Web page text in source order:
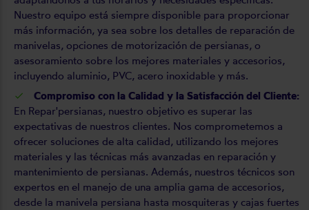
Nuestro equipo está siempre disponible para proporcionar
más información, ya sea sobre los detalles de reparación de
manivelas, opciones de motorización de persianas, o
asesoramiento sobre los mejores materiales y accesorios,
incluyendo aluminio, PVC, acero inoxidable y más.
Compromiso con la Calidad y la Satisfacción del Cliente:
En Repar'persianas, nuestro objetivo es superar las
expectativas de nuestros clientes. Nos comprometemos a
ofrecer soluciones de alta calidad, utilizando los mejores
materiales y las técnicas más avanzadas en reparación y
mantenimiento de persianas. Además, nuestros técnicos son
expertos en el manejo de una amplia gama de accesorios,
desde la manivela persiana hasta mosquiteras y cajas fuertes